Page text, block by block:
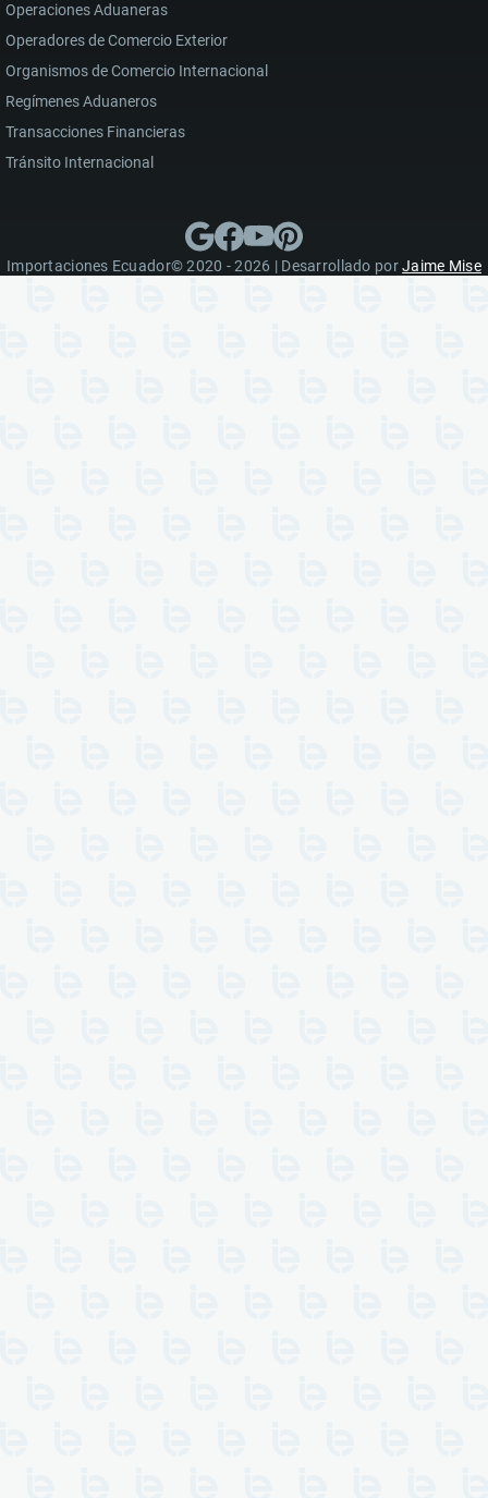
Operaciones Aduaneras
Operadores de Comercio Exterior
Organismos de Comercio Internacional
Regímenes Aduaneros
Transacciones Financieras
Tránsito Internacional
Importaciones Ecuador© 2020 - 2026 | Desarrollado porJaime Mise